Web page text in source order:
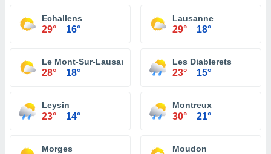
Echallens
29° 16°
Lausanne
29° 18°
Le Mont-Sur-Lausanne
28° 18°
Les Diablerets
23° 15°
Leysin
23° 14°
Montreux
30° 21°
Morges Moudon